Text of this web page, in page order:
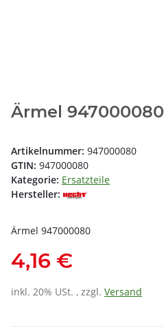
Ärmel 947000080
Artikelnummer: 947000080
GTIN: 947000080
Kategorie: Ersatzteile
Hersteller:
Ärmel 947000080
4,16 €
inkl. 20% USt. , zzgl. Versand